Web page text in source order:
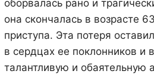
оборвалась рано и
она скончалась в возрасте
приступа. Эта потеря
в сердцах ее поклонников и
талантливую и обаятельную